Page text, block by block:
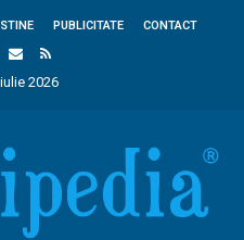
PUBLICITATE CONTACT
2026